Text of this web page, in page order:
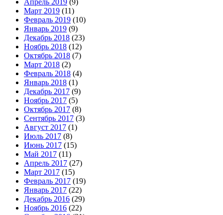
Апрель 2019 (9)
Март 2019 (11)
Февраль 2019 (10)
Январь 2019 (9)
Декабрь 2018 (23)
Ноябрь 2018 (12)
Октябрь 2018 (7)
Март 2018 (2)
Февраль 2018 (4)
Январь 2018 (1)
Декабрь 2017 (9)
Ноябрь 2017 (5)
Октябрь 2017 (8)
Сентябрь 2017 (3)
Август 2017 (1)
Июль 2017 (8)
Июнь 2017 (15)
Май 2017 (11)
Апрель 2017 (27)
Март 2017 (15)
Февраль 2017 (19)
Январь 2017 (22)
Декабрь 2016 (29)
Ноябрь 2016 (22)